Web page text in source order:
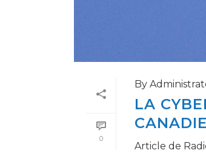
0
By
LA
Article de